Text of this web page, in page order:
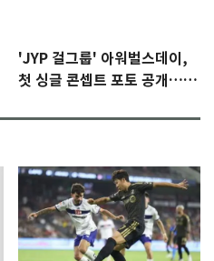
'JYP 걸그룹' 아워벌스데이,
첫 싱글 콘셉트 포토 공개…청